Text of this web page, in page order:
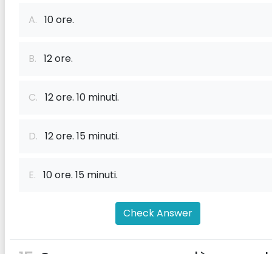
A. 10 ore.
B. 12 ore.
C. 12 ore. 10 minuti.
D. 12 ore. 15 minuti.
E. 10 ore. 15 minuti.
Check Answer